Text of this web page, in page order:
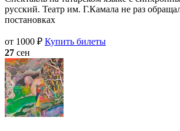
русский. Театр им. Г.Камала не раз
постановках
от 1000 ₽ Купить билеты
27 сен